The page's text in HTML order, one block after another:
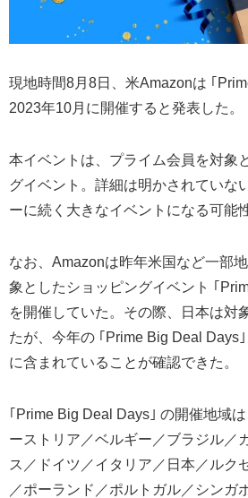
現地時間8月8日、米Amazonは ｢
2023年10月に開催すると発表した。
本イベントは、プライム会員を対象
グイベント。詳細は明かされていな
ーに続く大きなイベントになる可能
なお、Amazonは昨年米国など一部
象としたショッピングイベント ｢
を開催していた。その際、日本は対
たが、今年の ｢Prime Big Deal Days
に含まれていることが確認できた。
｢Prime Big Deal Days｣ の開催地域
ーストリア／ベルギー／ブラジル／
ス／ドイツ／イタリア／日本／ルク
／ポーランド／ポルトガル／シンガ